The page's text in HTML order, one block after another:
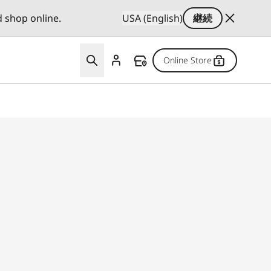
shop online. USA (English)
継続
Online Store